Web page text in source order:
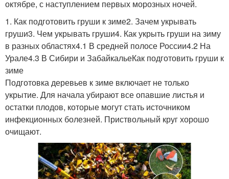
октябре, с наступлением первых морозных ночей.
1. Как подготовить груши к зиме2. Зачем укрывать
груши3. Чем укрывать груши4. Как укрыть груши на зиму
в разных областях4.1 В средней полосе России4.2 На
Урале4.3 В Сибири и ЗабайкальеКак подготовить груши к
зиме
Подготовка деревьев к зиме включает не только
укрытие. Для начала убирают все опавшие листья и
остатки плодов, которые могут стать источником
инфекционных болезней. Приствольный круг хорошо
очищают.